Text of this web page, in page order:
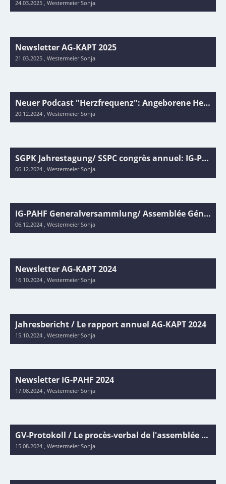
24.03.2025 , Westermeier Sonja
Newsletter AG-KAPT 2025
21.03.2025 , Westermeier Sonja
Neuer Podcast "Herzfrequenz": Angeborene Herzfehler – Perspektive Patienten und Angehörige
20.12.2024 , Westermeier Sonja
SGPK Jahrestagung/ SSPC congrès annuel: IG-PAHF Online Session - 06.12.2024
06.12.2024 , Westermeier Sonja
IG-PAHF Generalversammlung/ Assemblée Génerale 06.12.2024
06.12.2024 , Westermeier Sonja
Newsletter AG-KAPT 2024
16.10.2024 , Westermeier Sonja
Jahresbericht / Le rapport annuel AG-KAPT 2024
15.10.2024 , Westermeier Sonja
Newsletter IG-PAHF 2024
17.08.2024 , Westermeier Sonja
GV-Protokoll / Le procès-verbal de l'assemblée générale AG-KAPT 2024
15.08.2024 , Westermeier Sonja